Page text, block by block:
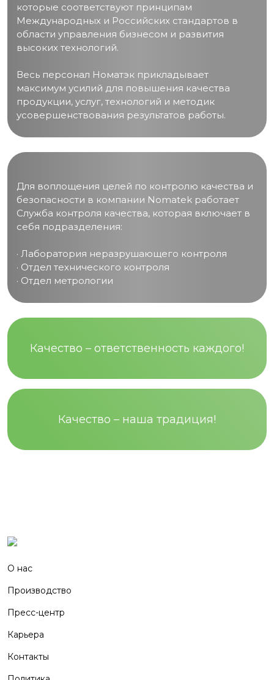
которые соответствуют принципам
Международных и Российских стандартов в
области управления бизнесом и развития
высоких технологий.
Весь персонал Номатэк прикладывает
максимум усилий для повышения качества
продукции, услуг, технологий и методик
усовершенствования результатов работы.
Для воплощения целей по контролю качества и
безопасности в компании Nomatek работает
Служба контроля качества, которая включает в
себя подразделения:
· Лаборатория неразрушающего контроля
· Отдел технического контроля
· Отдел метрологии
Качество – ответственность каждого!
Качество – наша традиция!
О нас
Производство
Пресс-центр
Карьера
Контакты